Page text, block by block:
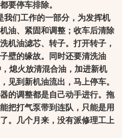
要停车排除。
们工作的一部分，为发挥机
油、紧固和调整；收车后清除
机油滤芯、转子。打开转子，
壁的缘故。同时还要清洗油
熄火放清混合油，加进新机
见到新机油流出，马上停车。
的调整都是自己动手进行。拖
把打气泵带到连队，只能是用
。几个月来，没有派修理工上